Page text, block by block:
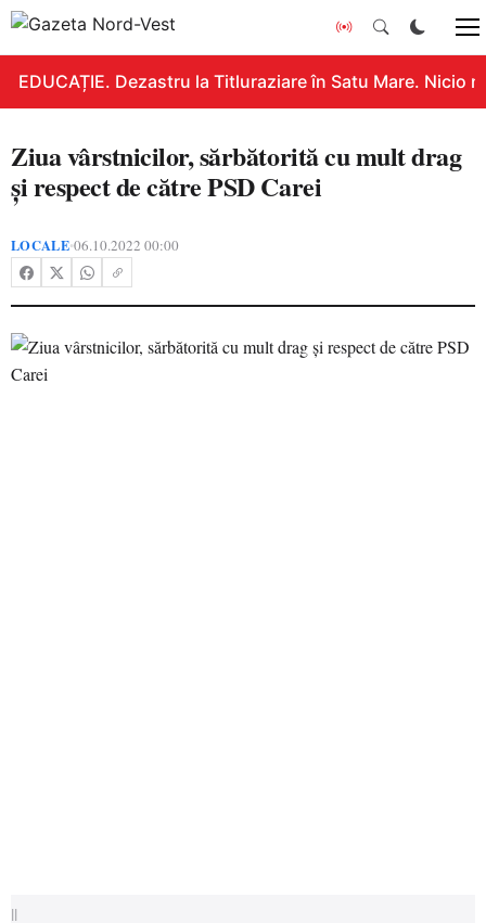
EDUCAȚIE. Dezastru la Titluraziare în Satu Mare. Nicio
Ziua vârstnicilor, sărbătorită cu mult drag
și respect de către PSD Carei
LOCALE•06.10.2022 00:00
||